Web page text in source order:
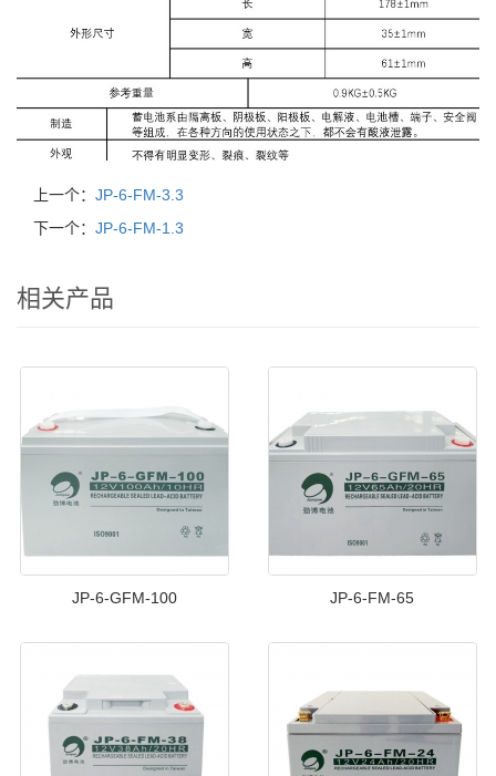
上一个： JP-6-FM-3.3
下一个： JP-6-FM-1.3
相关产品
JP-6-GFM-100 JP-6-FM-65